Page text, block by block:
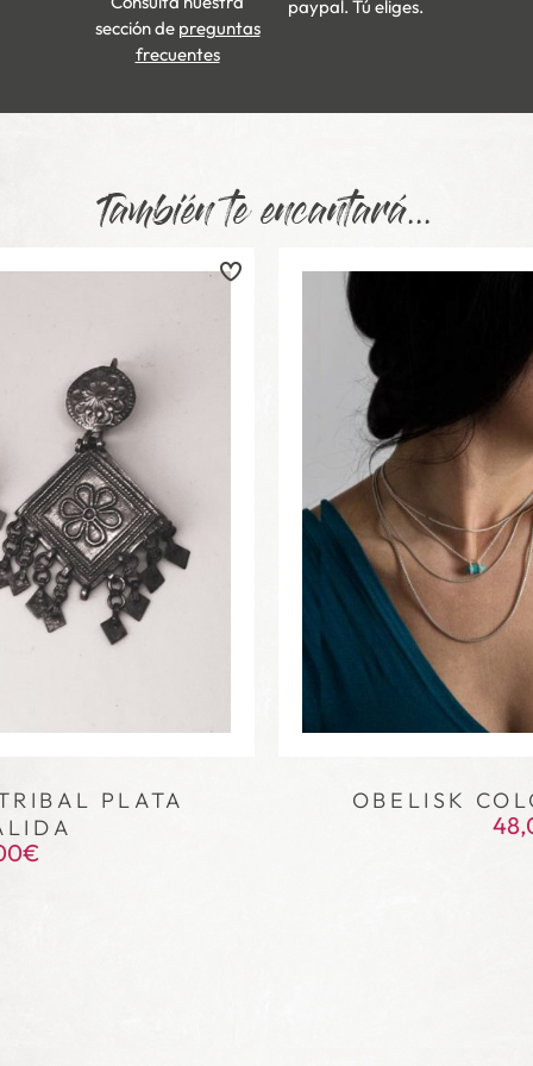
sección de preguntas
frecuentes
paypal. Tú eliges.
También te encantará...
PLATA
€
OBELISK